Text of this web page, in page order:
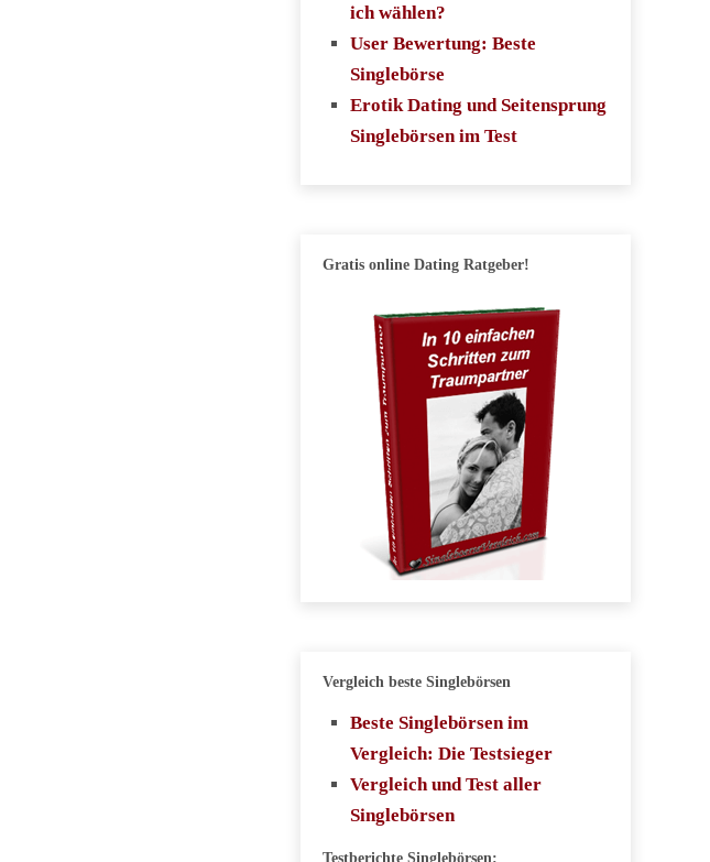
ich wählen?
User Bewertung: Beste
Singlebörse
Erotik Dating und Seitensprung
Singlebörsen im Test
Gratis online Dating Ratgeber!
Vergleich beste Singlebörsen
Beste Singlebörsen im
Vergleich: Die Testsieger
Vergleich und Test aller
Singlebörsen
Testberichte Singlebörsen: